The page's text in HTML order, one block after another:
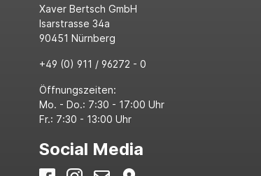
Xaver Bertsch GmbH
Isarstrasse 34a
90451 Nürnberg
+49 (0) 911 / 96272 - 0
Öffnungszeiten:
Mo. - Do.: 7:30 - 17:00 Uhr
Fr.: 7:30 - 13:00 Uhr
Social Media